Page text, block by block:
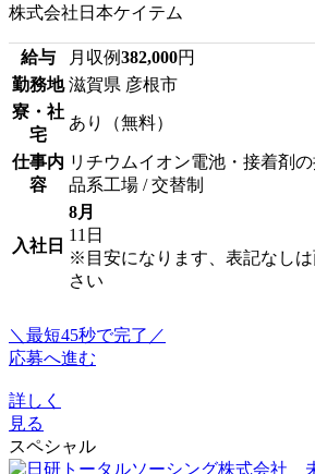
株式会社日本ケイテム
給与 月収例382,000円
勤務地 滋賀県 彦根市
寮・社
宅
あり（無料）
仕事内
容
リチウムイオン電池・接着剤
品系工場 / 交替制
入社日
8月
11日
※目安になります、表記なし
さい
＼最短45秒で完了／
応募へ進む
詳しく
見る
スペシャル